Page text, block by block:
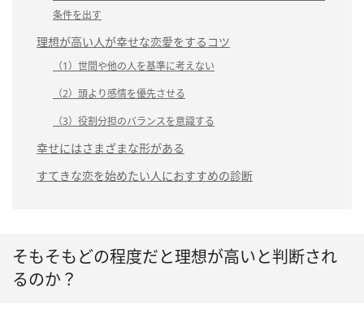
条件を出す
理想が高い人が幸せな恋愛をするコツ
（1）世間や他の人を基準に考えない
（2）頭より感情を優先させる
（3）役割分担のバランスを意識する
幸せにはさまざまな形がある
すてきな恋を始めたい人におすすめの診断
そもそもどの程度だと理想が高いと判断され
るのか？